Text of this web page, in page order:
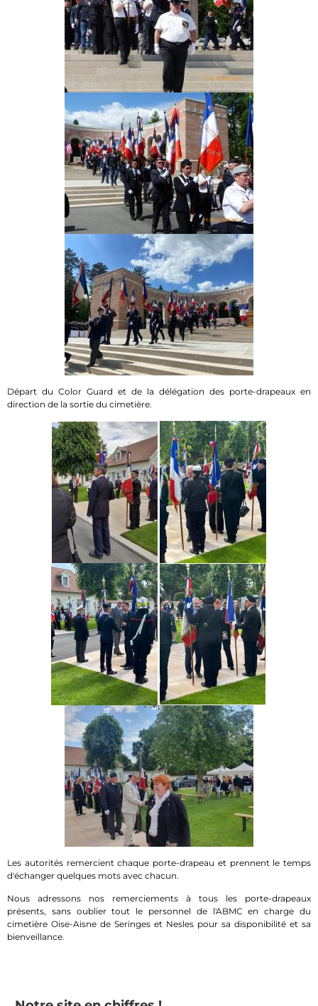
Départ du Color Guard et de la délégation des porte-drapeaux en
direction de la sortie du cimetière.
Les autorités remercient chaque porte-drapeau et prennent le temps
d'échanger quelques mots avec chacun.
Nous adressons nos remerciements à tous les porte-drapeaux
présents, sans oublier tout le personnel de l'ABMC en charge du
cimetière Oise-Aisne de Seringes et Nesles pour sa disponibilité et sa
bienveillance.